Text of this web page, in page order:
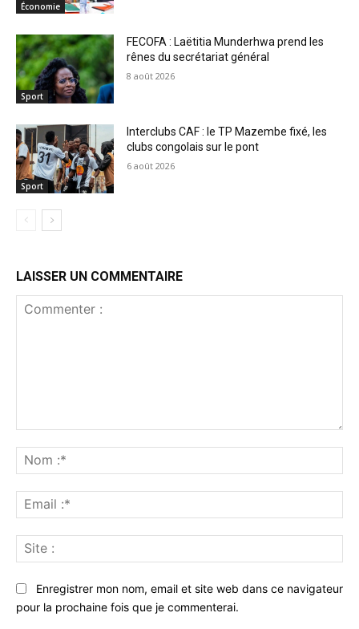
Économie
Sport
FECOFA : Laëtitia Munderhwa prend les
rênes du secrétariat général
8 août 2026
Sport
Interclubs CAF : le TP Mazembe fixé, les
clubs congolais sur le pont
6 août 2026
LAISSER UN COMMENTAIRE
:*
:*
:
Enregistrer mon nom, email et site web dans ce navigateur
pour la prochaine fois que je commenterai.